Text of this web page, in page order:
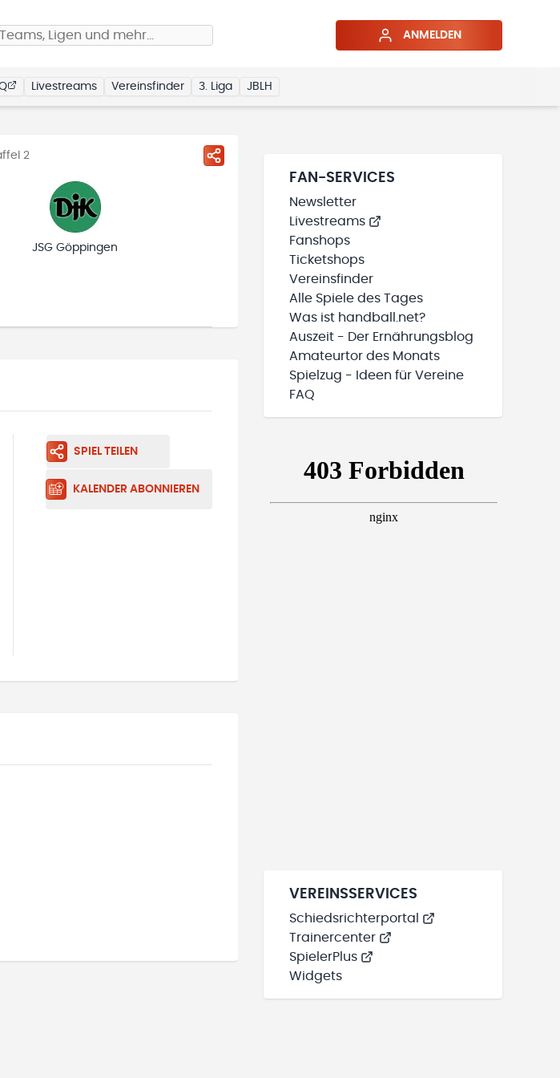
Ligen und mehr… ANMELDEN
Livestreams Vereinsfinder 3. Liga JBLH
2
JSG Göppingen
SPIEL TEILEN
KALENDER ABONNIEREN
FAN-SERVICES
Newsletter
Livestreams
Fanshops
Ticketshops
Vereinsfinder
Alle Spiele des Tages
Was ist handball.net?
Auszeit - Der Ernährungsblog
Amateurtor des Monats
Spielzug - Ideen für Vereine
FAQ
VEREINSSERVICES
Schiedsrichterportal
Trainercenter
SpielerPlus
Widgets